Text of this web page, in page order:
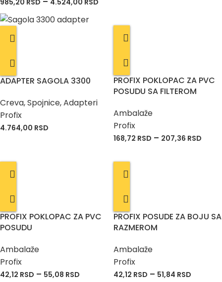
ADAPTER SAGOLA 3300
Creva, Spojnice, Adapteri
Profix
4.764,00 RSD
PROFIX POKLOPAC ZA PVC
POSUDU SA FILTEROM
Ambalaže
Profix
168,72 RSD – 207,36 RSD
PROFIX POKLOPAC ZA PVC
POSUDU
Ambalaže
Profix
42,12 RSD – 55,08 RSD
PROFIX POSUDE ZA BOJU SA
RAZMEROM
Ambalaže
Profix
42,12 RSD – 51,84 RSD